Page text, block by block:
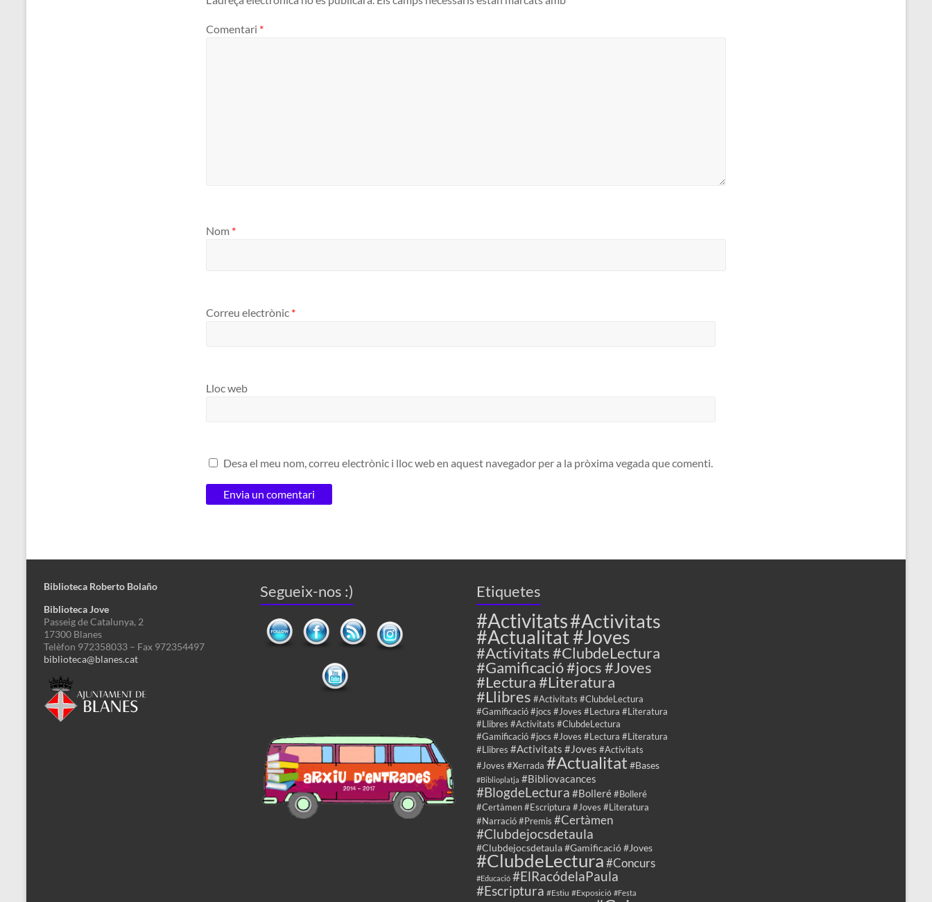
Comentari *
Nom *
Correu electrònic *
Lloc web
Desa el meu nom, correu electrònic i lloc web en aquest navegador per a la pròxima vegada que comenti.
Biblioteca Roberto Bolaño
Biblioteca Jove
Passeig de Catalunya, 2
17300 Blanes
Telèfon 972358033 – Fax 972354497
biblioteca@blanes.cat
Segueix-nos :) Etiquetes
#Activitats#Activitats
#Actualitat #Joves
#Activitats #ClubdeLectura
#Gamificació #jocs #Joves
#Lectura #Literatura
#Llibres #Activitats #ClubdeLectura
#Gamificació #jocs #Joves #Lectura #Literatura
#Llibres #Activitats #ClubdeLectura
#Gamificació #jocs #Joves #Lectura #Literatura
#Llibres #Activitats #Joves #Activitats
#Joves #Xerrada #Actualitat #Bases
#Biblioplatja #Bibliovacances
#BlogdeLectura #Bolleré #Bolleré
#Certàmen #Escriptura #Joves #Literatura
#Narració #Premis #Certàmen
#Clubdejocsdetaula
#Clubdejocsdetaula #Gamificació #Joves
#ClubdeLectura#Concurs
#Educació #ElRacódelaPaula
#Escriptura #Estiu #Exposició #Festa